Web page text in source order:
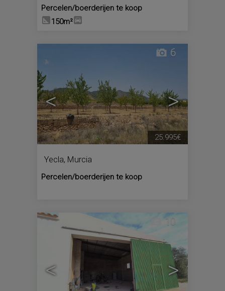
Percelen/boerderijen te koop
150m²
< >
6
Yecla, Murcia
Percelen/boerderijen te koop
25.995€
< >
10